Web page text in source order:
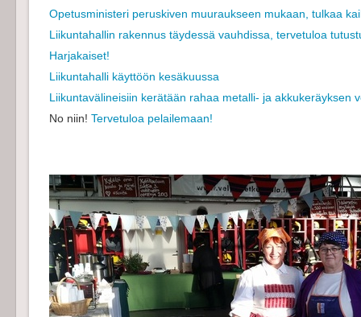
Opetusministeri peruskiven muuraukseen mukaan, tulkaa
Liikuntahallin rakennus täydessä vauhdissa, tervetuloa
Harjakaiset!
Liikuntahalli käyttöön kesäkuussa
Liikuntavälineisiin kerätään rahaa metalli- ja akkukeräyksen
No niin! Tervetuloa pelailemaan!